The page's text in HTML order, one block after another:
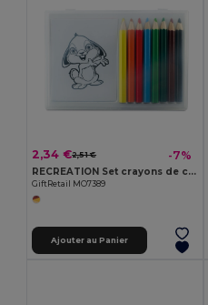
2,34 €2,51 € -7%
RECREATION Set crayons de couleur en bois
GiftRetail MO7389
Ajouter au Panier